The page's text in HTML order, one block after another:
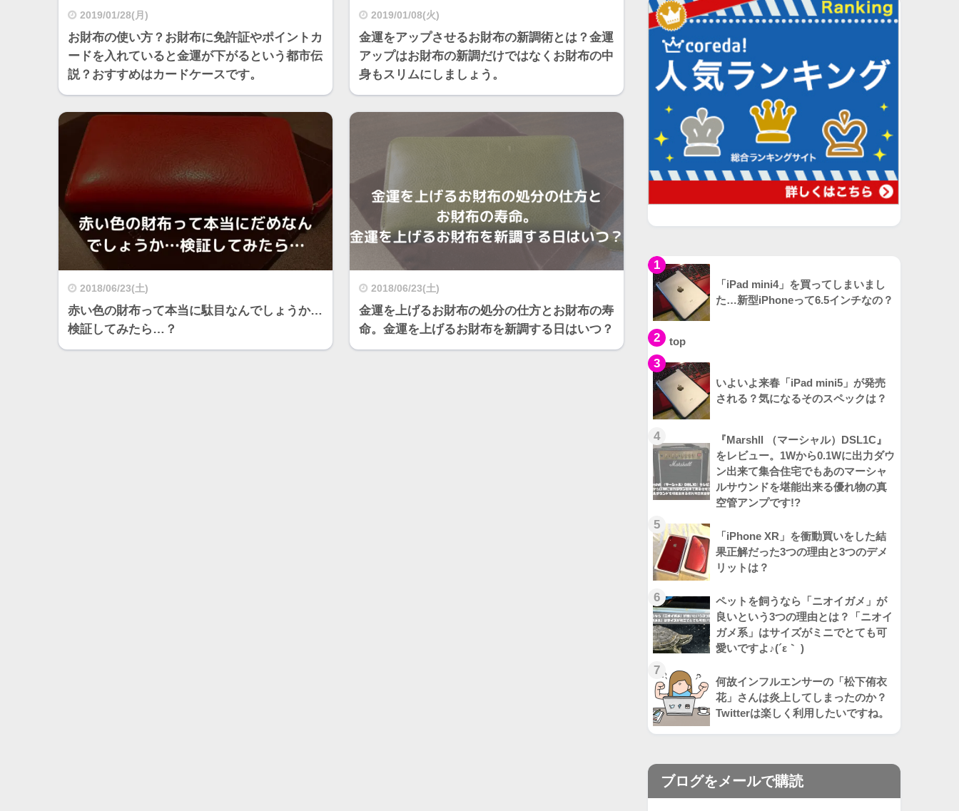
2019/01/28(月)
お財布の使い方？お財布に免許証やポイントカ
ードを入れていると金運が下がるという都市伝
説？おすすめはカードケースです。
2019/01/08(火)
金運をアップさせるお財布の新調術とは？金運
アップはお財布の新調だけではなくお財布の中
身もスリムにしましょう。
2018/06/23(土)
赤い色の財布って本当に駄目なんでしょうか…
検証してみたら…？
2018/06/23(土)
金運を上げるお財布の処分の仕方とお財布の寿
命。金運を上げるお財布を新調する日はいつ？
1
「iPad mini4」を買ってしまいまし
た…新型iPhoneって6.5インチなの？
2 top
3
いよいよ来春「iPad mini5」が発売
される？気になるそのスペックは？
4
『Marshll （マーシャル）DSL1C』
をレビュー。1Wから0.1Wに出力ダウ
ン出来て集合住宅でもあのマーシャ
ルサウンドを堪能出来る優れ物の真
空管アンプです!?
5
「iPhone XR」を衝動買いをした結
果正解だった3つの理由と3つのデメ
リットは？
6
ペットを飼うなら「ニオイガメ」が
良いという3つの理由とは？「ニオイ
ガメ系」はサイズがミニでとても可
愛いですよ♪(´ε｀ )
7
何故インフルエンサーの「松下侑衣
花」さんは炎上してしまったのか？
Twitterは楽しく利用したいですね。
ブログをメールで購読